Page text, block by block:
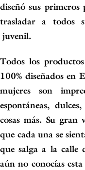
diseñó sus
trasladar a todos
juvenil.
Todos los
100% diseñados en
mujeres son
espontáneas,
cosas más. Su gran
que cada una se
que salga a la calle
aún no conocías